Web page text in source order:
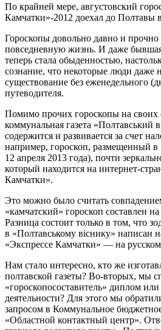
По крайней мере, августовский
Камчатки»-2012 доехал до Полтавы
Гороскопы довольно давно и
повседневную жизнь. И даже бывшая
теперь стала обыденностью,
сознание, что некоторые люди даже
существование без еженедельного
путеводителя.
Помимо прочих гороскопы на своих
коммунальная газета «Полтавський
содержится и развивается за счет
например, гороскоп, размещенный в
12 апреля 2013 года), почти
который находится на интернет-
Камчатки».
Это можно было считать
«камчатский» гороскоп составлен
Разница состоит только в том, что
в «Полтавському віснику» написан
«Экспрессе Камчатки» — на
Нам стало интересно, кто же
полтавской газеты? Во-вторых, мы
«гороскопосоставитель» диплом
деятельности? Для этого мы
запросом в Коммунальное
«Областной контактный центр».